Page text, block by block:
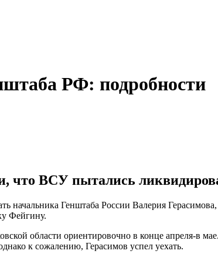
РФ: подробности
что ВСУ пытались
начальника Генштаба России Валерия
Фейгину.
области ориентировочно в конце апреля-в
к сожалению, Герасимов успел уехать.